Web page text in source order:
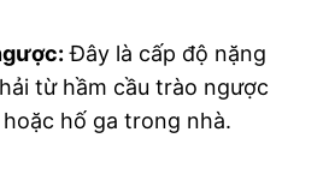
Đây là cấp độ nặng
từ hầm cầu trào ngược
hố ga trong nhà.